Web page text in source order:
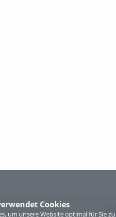
Cookies
um unsere Website optimal für Sie